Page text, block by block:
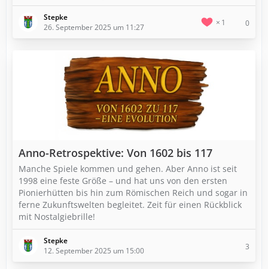
Stepke
26. September 2025 um 11:27
1 0
Anno-Retrospektive: Von 1602 bis 117
Manche Spiele kommen und gehen. Aber Anno ist seit
1998 eine feste Größe – und hat uns von den ersten
Pionierhütten bis hin zum Römischen Reich und sogar in
ferne Zukunftswelten begleitet. Zeit für einen Rückblick
mit Nostalgiebrille!
Stepke
12. September 2025 um 15:00
3